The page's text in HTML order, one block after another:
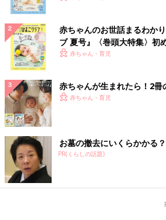
赤ちゃんのお世話まるわか
ブ 夏号』〈巻頭大特集〉初
く！ おっぱい・ミルクの基
赤ちゃん・育児
赤ちゃんが生まれたら！2冊
赤ちゃん・育児
お墓の撤去にいくらかかる
PR(くらしの話題)